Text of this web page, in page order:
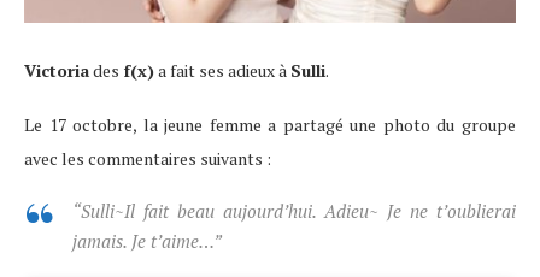
Victoriades f(x)a fait ses adieux à Sulli.
Le 17 octobre, la jeune femme a partagé une photo du groupe
avec les commentaires suivants :
“Sulli~Il fait beau aujourd’hui. Adieu~ Je ne t’oublierai
jamais. Je t’aime…”